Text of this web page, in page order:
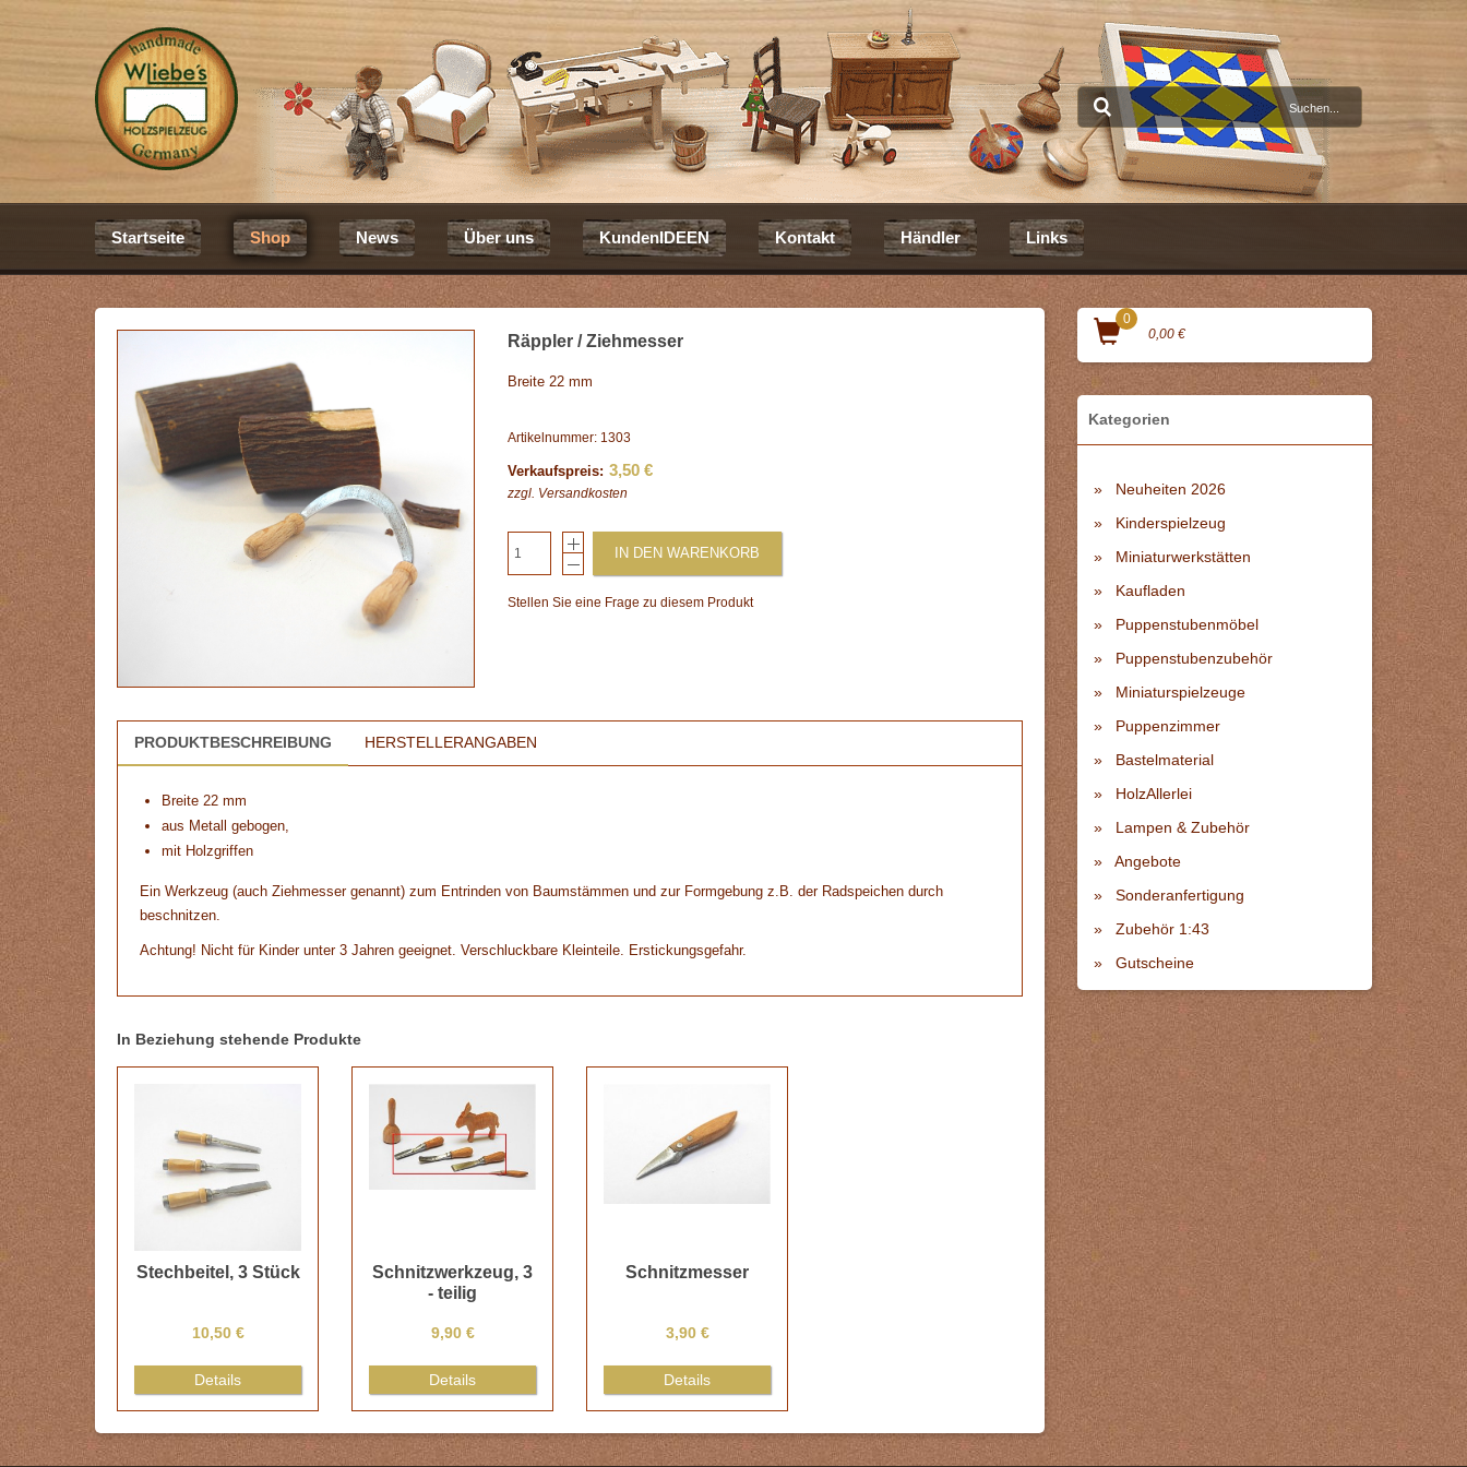
Startseite Shop News Über uns KundenIDEEN Kontakt Händler Links
Räppler / Ziehmesser
Breite 22 mm
Artikelnummer: 1303
Verkaufspreis: 3,50 €
zzgl. Versandkosten
IN DEN WARENKORB
Stellen Sie eine Frage zu diesem Produkt
PRODUKTBESCHREIBUNG HERSTELLERANGABEN
Breite 22 mm
aus Metall gebogen,
mit Holzgriffen
Ein Werkzeug (auch Ziehmesser genannt) zum Entrinden von Baumstämmen und zur Formgebung z.B. der Radspeichen durch
beschnitzen.
Achtung! Nicht für Kinder unter 3 Jahren geeignet. Verschluckbare Kleinteile. Erstickungsgefahr.
In Beziehung stehende Produkte
Stechbeitel, 3 Stück
10,50 €
Details
Schnitzwerkzeug, 3
- teilig
9,90 €
Details
Schnitzmesser
3,90 €
Details
0
0,00 €
Kategorien
Neuheiten 2026
Kinderspielzeug
Miniaturwerkstätten
Kaufladen
Puppenstubenmöbel
Puppenstubenzubehör
Miniaturspielzeuge
Puppenzimmer
Bastelmaterial
HolzAllerlei
Lampen & Zubehör
Angebote
Sonderanfertigung
Zubehör 1:43
Gutscheine